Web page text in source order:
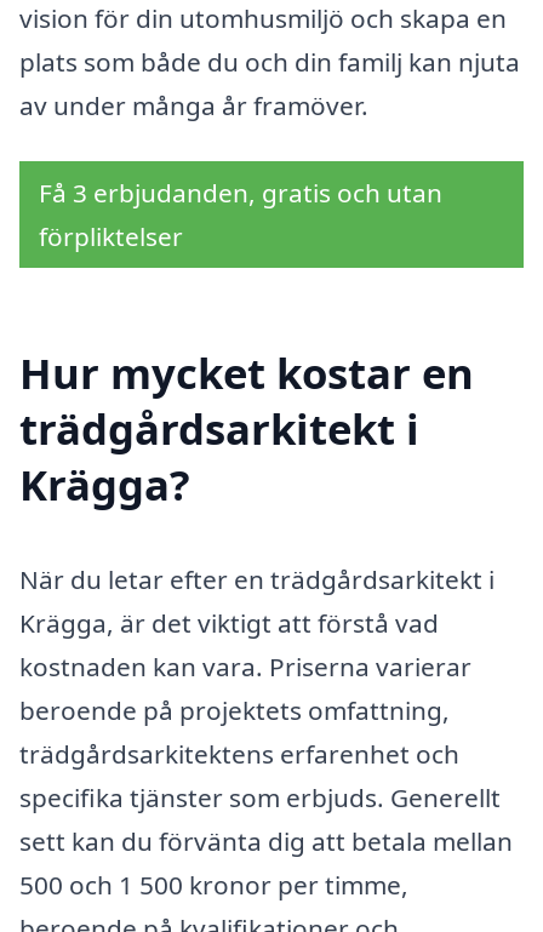
vision för din utomhusmiljö och skapa en
plats som både du och din familj kan njuta
av under många år framöver.
Få 3 erbjudanden, gratis och utan
förpliktelser
Hur mycket kostar en
trädgårdsarkitekt i
Krägga?
När du letar efter en trädgårdsarkitekt i
Krägga, är det viktigt att förstå vad
kostnaden kan vara. Priserna varierar
beroende på projektets omfattning,
trädgårdsarkitektens erfarenhet och
specifika tjänster som erbjuds. Generellt
sett kan du förvänta dig att betala mellan
500 och 1 500 kronor per timme,